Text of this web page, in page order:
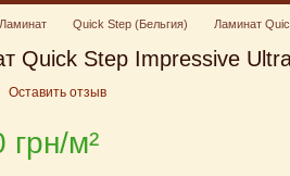
Ламинат Quick Step (Бельгия) Ламинат
Quick Step Impressive
Оставить отзыв
грн/м²